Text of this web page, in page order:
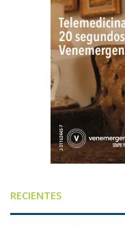
RECIENTES